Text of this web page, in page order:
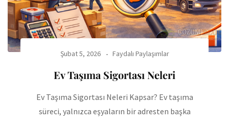
Şubat 5, 2026 Faydalı Paylaşımlar
Ev Taşıma Sigortası Neleri
Ev Taşıma Sigortası Neleri Kapsar? Ev taşıma
süreci, yalnızca eşyaların bir adresten başka